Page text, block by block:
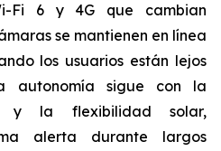
Fi 6 y 4G que cambian
se mantienen en línea
los usuarios están lejos
autonomía sigue con la
y la flexibilidad solar,
alerta durante largos